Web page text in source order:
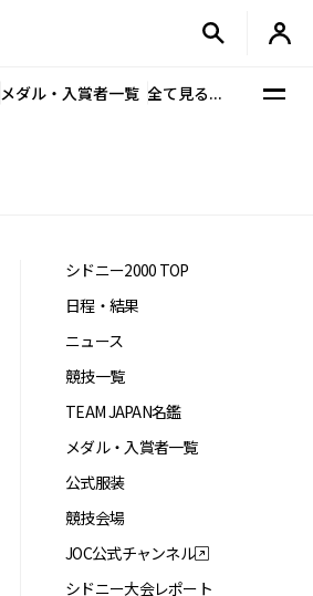
メダル・入賞者一覧 全て見る...
シドニー2000 TOP
日程・結果
ニュース
競技一覧
TEAM JAPAN名鑑
メダル・入賞者一覧
公式服装
競技会場
JOC公式チャンネル
シドニー大会レポート